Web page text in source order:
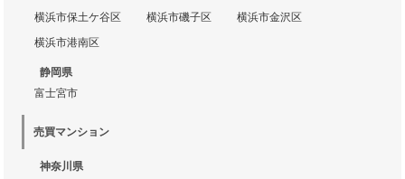
横浜市保土ケ谷区
横浜市磯子区
横浜市金沢区
横浜市港南区
静岡県
富士宮市
売買マンション
神奈川県